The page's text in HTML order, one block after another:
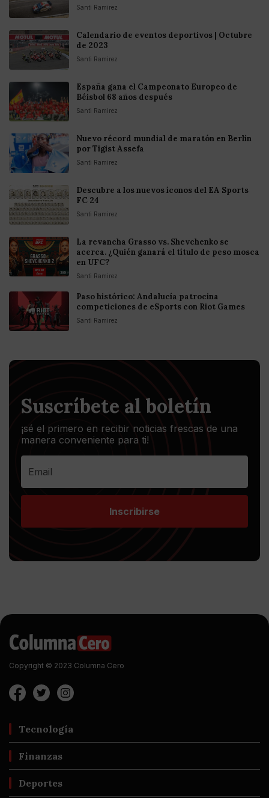
Santi Ramirez
Calendario de eventos deportivos | Octubre
de 2023
Santi Ramirez
España gana el Campeonato Europeo de
Béisbol 68 años después
Santi Ramirez
Nuevo récord mundial de maratón en Berlín
por Tigist Assefa
Santi Ramirez
Descubre a los nuevos íconos del EA Sports
FC 24
Santi Ramirez
La revancha Grasso vs. Shevchenko se
acerca. ¿Quién ganará el título de peso mosca
en UFC?
Santi Ramirez
Paso histórico: Andalucía patrocina
competiciones de eSports con Riot Games
Santi Ramirez
Suscríbete al boletín
¡sé el primero en recibir noticias frescas de una
manera conveniente para ti!
Inscribirse
Copyright © 2023 Columna Cero
Tecnología
Finanzas
Deportes